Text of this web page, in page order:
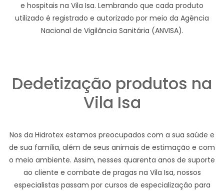
e hospitais na Vila Isa. Lembrando que cada produto
utilizado é registrado e autorizado por meio da Agência
Nacional de Vigilância Sanitária (ANVISA).
Dedetização produtos na
Vila Isa
Nos da Hidrotex estamos preocupados com a sua saúde e
de sua família, além de seus animais de estimação e com
o meio ambiente. Assim, nesses quarenta anos de suporte
ao cliente e combate de pragas na Vila Isa, nossos
especialistas passam por cursos de especialização para